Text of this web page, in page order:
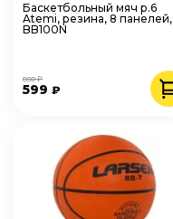
Баскетбольный мяч р.6
Atemi, резина, 8 панелей,
BB100N
599 ₽
850 ₽